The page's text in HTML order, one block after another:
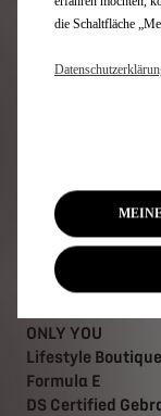
Ds-Partner
DS Connected
ONLY YOU
Lifestyle Boutique
Formula E
DS Certified
die Schaltfläche